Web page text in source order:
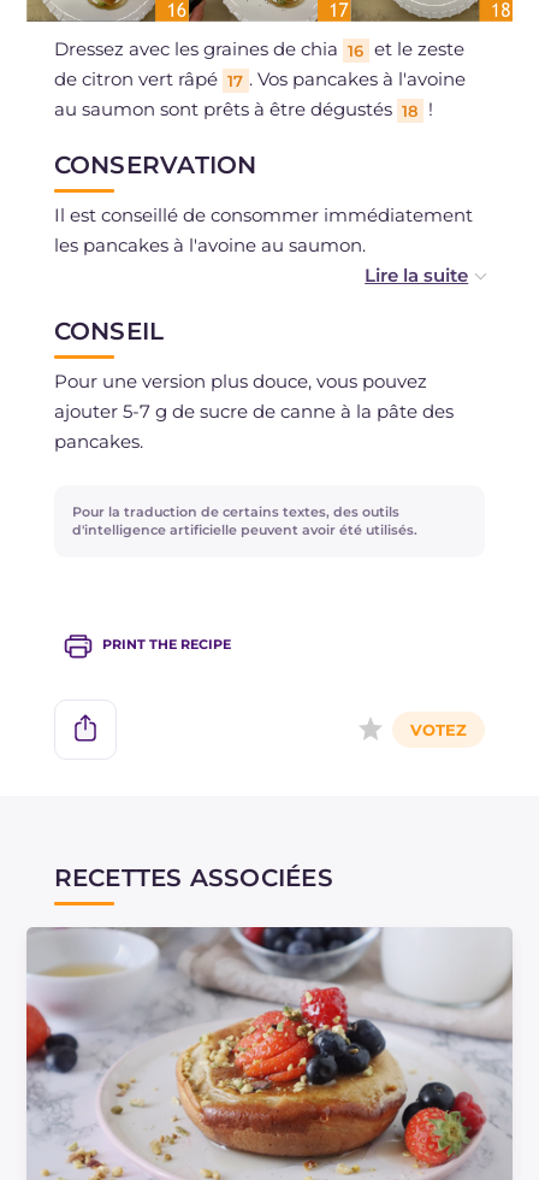
Dressez avec les graines de chia 16 et le zeste
de citron vert râpé 17 . Vos pancakes à l'avoine
au saumon sont prêts à être dégustés 18 !
CONSERVATION
Il est conseillé de consommer immédiatement
les pancakes à l'avoine au saumon.
conserver au réfrigérateur pendant 2 jours.
Sinon, vous pouvez les congeler.
CONSEIL
Pour une version plus douce, vous pouvez
ajouter 5-7 g de sucre de canne à la pâte des
pancakes.
Pour la traduction de certains textes, des outils
d'intelligence artificielle peuvent avoir été utilisés.
PRINT THE RECIPE
RECETTES ASSOCIÉES